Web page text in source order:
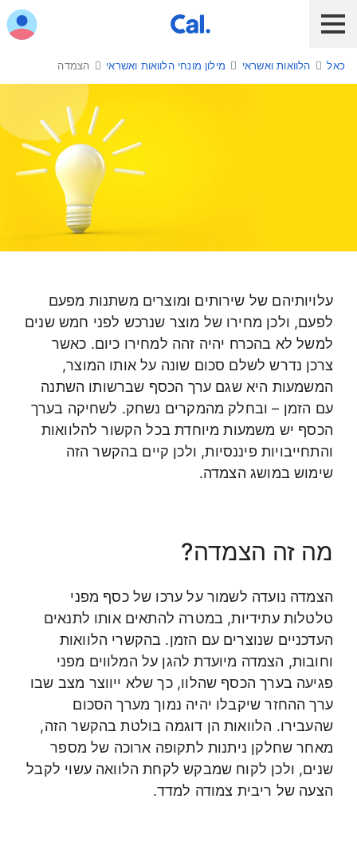
לקוח כאל לקוח Diners Club כאל לעסקים
כרטיס חדש
כאל בשבילך
כאל הלוואות ואשראי מילון מונחי הלוואות ואשראי הצמדה
עלויותיהם של שירותים ומוצרים משתנות מפעם
לפעם, ולכן מחירו של מוצר שנרכש לפני חמש שנים
למשל לא בהכרח יהיה זהה למחירו כיום. כאשר
צרכן נדרש לשלם סכום שונה על אותו המוצר,
המשמעות היא שגם ערך הכסף שברשותו השתנה
עם הזמן – ובחלק מהמקרים נשחק. לשחיקה בערך
הכסף יש משמעות מיוחדת בכל הקשור להלוואות
והתחייבויות פיננסיות, ולכן קיים בהקשר הזה
שימוש במושג הצמדה.
מה זה הצמדה?
הצמדה נועדה לשמור על ערכו של כסף מפני
טלטלות עתידיות, במטרה להתאים אותו לתנאים
העדכניים שנוצרים עם הזמן. בהקשרי הלוואות
וחובות, הצמדה מיועדת להגן על המלווים מפני
פגיעה בערך הכסף שהלוו, כך שלא ייווצר מצב שבו
ערך ההחזר שיקבלו יהיה נמוך מערך הסכום
שהעבירו. הלוואות הן דוגמה בולטת בהקשר הזה,
מאחר שחלקן ניתנות לתקופה ארוכה של מספר
שנים, ולכן לקוח שמבקש לקחת הלוואה עשוי לקבל
הצעה של ריבית צמודה למדד.